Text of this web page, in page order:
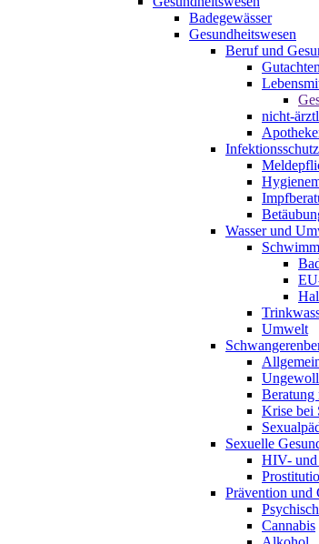
Badegewässer
Gesundheitswesen
Beruf und
Gutachten
nicht-
Wasser und
Umwelt
Beratung
Krise bei
Sexuelle
HIV-
Prävention und
Cannabis